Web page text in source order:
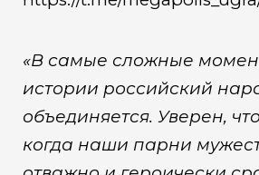
«В самые сложные
истории российский
объединяется. Уверен,
когда наши парни